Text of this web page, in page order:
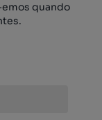
quando